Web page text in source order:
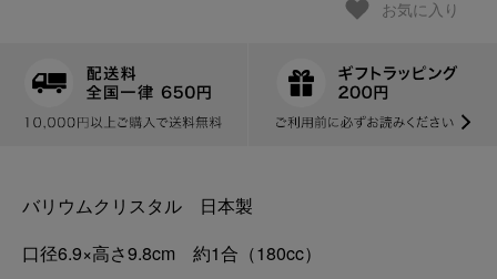
お気に入り
バリウムクリスタル 日本製
口径6.9×高さ9.8cm 約1合（180cc）